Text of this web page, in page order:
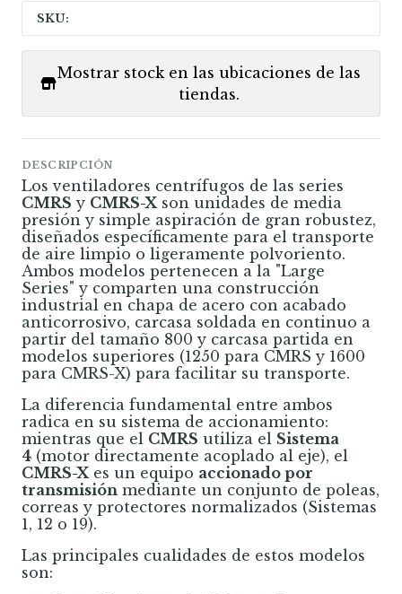
SKU:
Mostrar stock en las ubicaciones de las
tiendas.
DESCRIPCIÓN
Los ventiladores centrífugos de las series
CMRS y CMRS-Xson unidades de media
presión y simple aspiración de gran robustez,
diseñados específicamente para el transporte
de aire limpio o ligeramente polvoriento.
Ambos modelos pertenecen a la "Large
Series" y comparten una construcción
industrial en chapa de acero con acabado
anticorrosivo, carcasa soldada en continuo a
partir del tamaño 800 y carcasa partida en
modelos superiores (1250 para CMRS y 1600
para CMRS-X) para facilitar su transporte.
La diferencia fundamental entre ambos
radica en su sistema de accionamiento:
mientras que el CMRS utiliza el Sistema
4 (motor directamente acoplado al eje), el
CMRS-Xes un equipo accionado por
transmisión mediante un conjunto de poleas,
correas y protectores normalizados (Sistemas
1, 12 o 19).
Las principales cualidades de estos modelos
son: